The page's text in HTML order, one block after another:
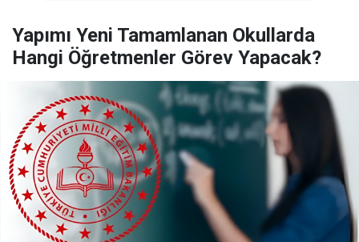
Yapımı Yeni Tamamlanan Okullarda
Hangi Öğretmenler Görev Yapacak?